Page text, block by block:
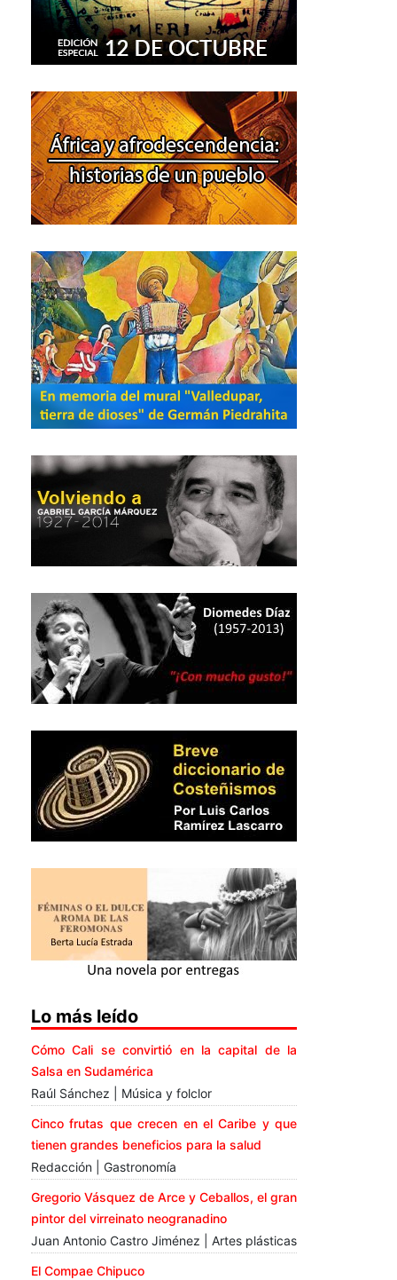
Lo más leído
Cómo Cali se convirtió en la capital de la
Salsa en Sudamérica
Raúl Sánchez | Música y folclor
Cinco frutas que crecen en el Caribe y que
tienen grandes beneficios para la salud
Redacción | Gastronomía
Gregorio Vásquez de Arce y Ceballos, el gran
pintor del virreinato neogranadino
Juan Antonio Castro Jiménez | Artes plásticas
El Compae Chipuco